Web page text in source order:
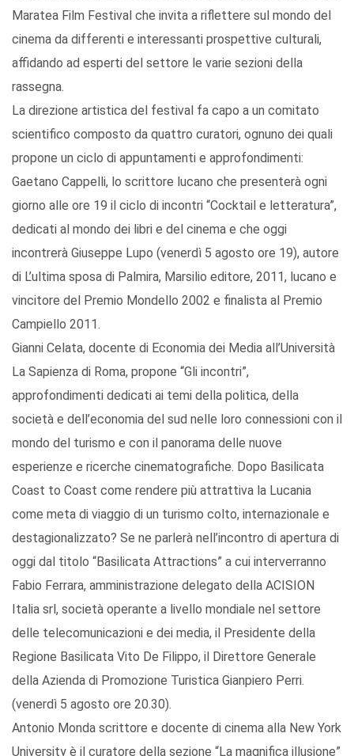
Maratea Film Festival che invita a riflettere sul mondo del
cinema da differenti e interessanti prospettive culturali,
affidando ad esperti del settore le varie sezioni della
rassegna.
La direzione artistica del festival fa capo a un comitato
scientifico composto da quattro curatori, ognuno dei quali
propone un ciclo di appuntamenti e approfondimenti:
Gaetano Cappelli, lo scrittore lucano che presenterà ogni
giorno alle ore 19 il ciclo di incontri “Cocktail e letteratura”,
dedicati al mondo dei libri e del cinema e che oggi
incontrerà Giuseppe Lupo (venerdì 5 agosto ore 19), autore
di L’ultima sposa di Palmira, Marsilio editore, 2011, lucano e
vincitore del Premio Mondello 2002 e finalista al Premio
Campiello 2011.
Gianni Celata, docente di Economia dei Media all’Università
La Sapienza di Roma, propone “Gli incontri”,
approfondimenti dedicati ai temi della politica, della
società e dell’economia del sud nelle loro connessioni con il
mondo del turismo e con il panorama delle nuove
esperienze e ricerche cinematografiche. Dopo Basilicata
Coast to Coast come rendere più attrattiva la Lucania
come meta di viaggio di un turismo colto, internazionale e
destagionalizzato? Se ne parlerà nell’incontro di apertura di
oggi dal titolo “Basilicata Attractions” a cui interverranno
Fabio Ferrara, amministrazione delegato della ACISION
Italia srl, società operante a livello mondiale nel settore
delle telecomunicazioni e dei media, il Presidente della
Regione Basilicata Vito De Filippo, il Direttore Generale
della Azienda di Promozione Turistica Gianpiero Perri.
(venerdì 5 agosto ore 20.30).
Antonio Monda scrittore e docente di cinema alla New York
University è il curatore della sezione “La magnifica illusione”